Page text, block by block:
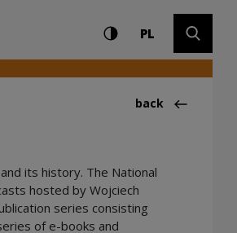
and search
High contrast
PLCHANGE
Back to: History
back
its history. The National
hosted by Wojciech
series consisting
of e-books and